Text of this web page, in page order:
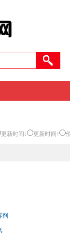
更新时间↓ 更新时间↑
剂